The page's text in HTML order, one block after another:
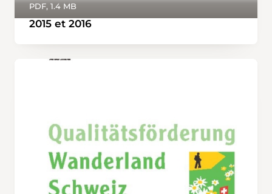
2015 et 2016
PDF, 1.4 MB